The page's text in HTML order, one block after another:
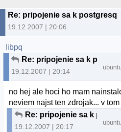
19.12.2007 | 20:06
libpq
19.12.2007 | 20:14
no hej ale hoci ho mam
neviem najst ten zdrojak... v
19.12.2007 | 20:17